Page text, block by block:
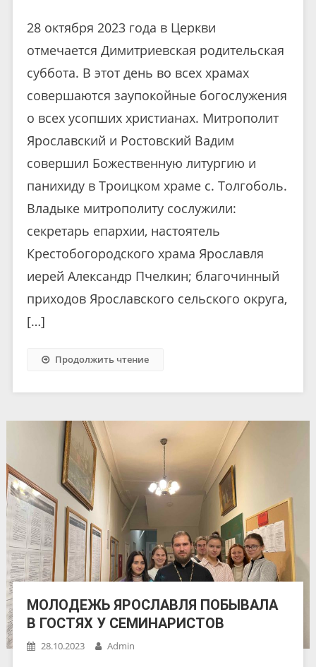
28 октября 2023 года в Церкви
отмечается Димитриевская родительская
суббота. В этот день во всех храмах
совершаются заупокойные богослужения
о всех усопших христианах. Митрополит
Ярославский и Ростовский Вадим
совершил Божественную литургию и
панихиду в Троицком храме с. Толгоболь.
Владыке митрополиту сослужили:
секретарь епархии, настоятель
Крестобогородского храма Ярославля
иерей Александр Пчелкин; благочинный
приходов Ярославского сельского округа,
[…]
Продолжить чтение
МОЛОДЕЖЬ ЯРОСЛАВЛЯ ПОБЫВАЛА
В ГОСТЯХ У СЕМИНАРИСТОВ
28.10.2023 Admin